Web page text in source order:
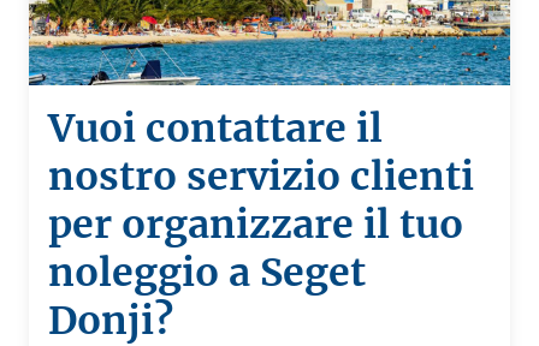
Vuoi contattare il
nostro servizio clienti
per organizzare il tuo
noleggio a Seget
Donji?